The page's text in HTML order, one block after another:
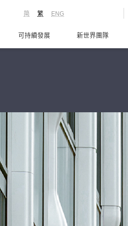
ENG
繁
简
可持續發展 新世界團隊